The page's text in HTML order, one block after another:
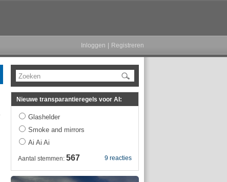
Inloggen Registreren
Zoeken
Nieuwe transparantieregels voor AI:
Glashelder
Smoke and mirrors
Ai Ai Ai
9 reacties
Aantal stemmen: 567